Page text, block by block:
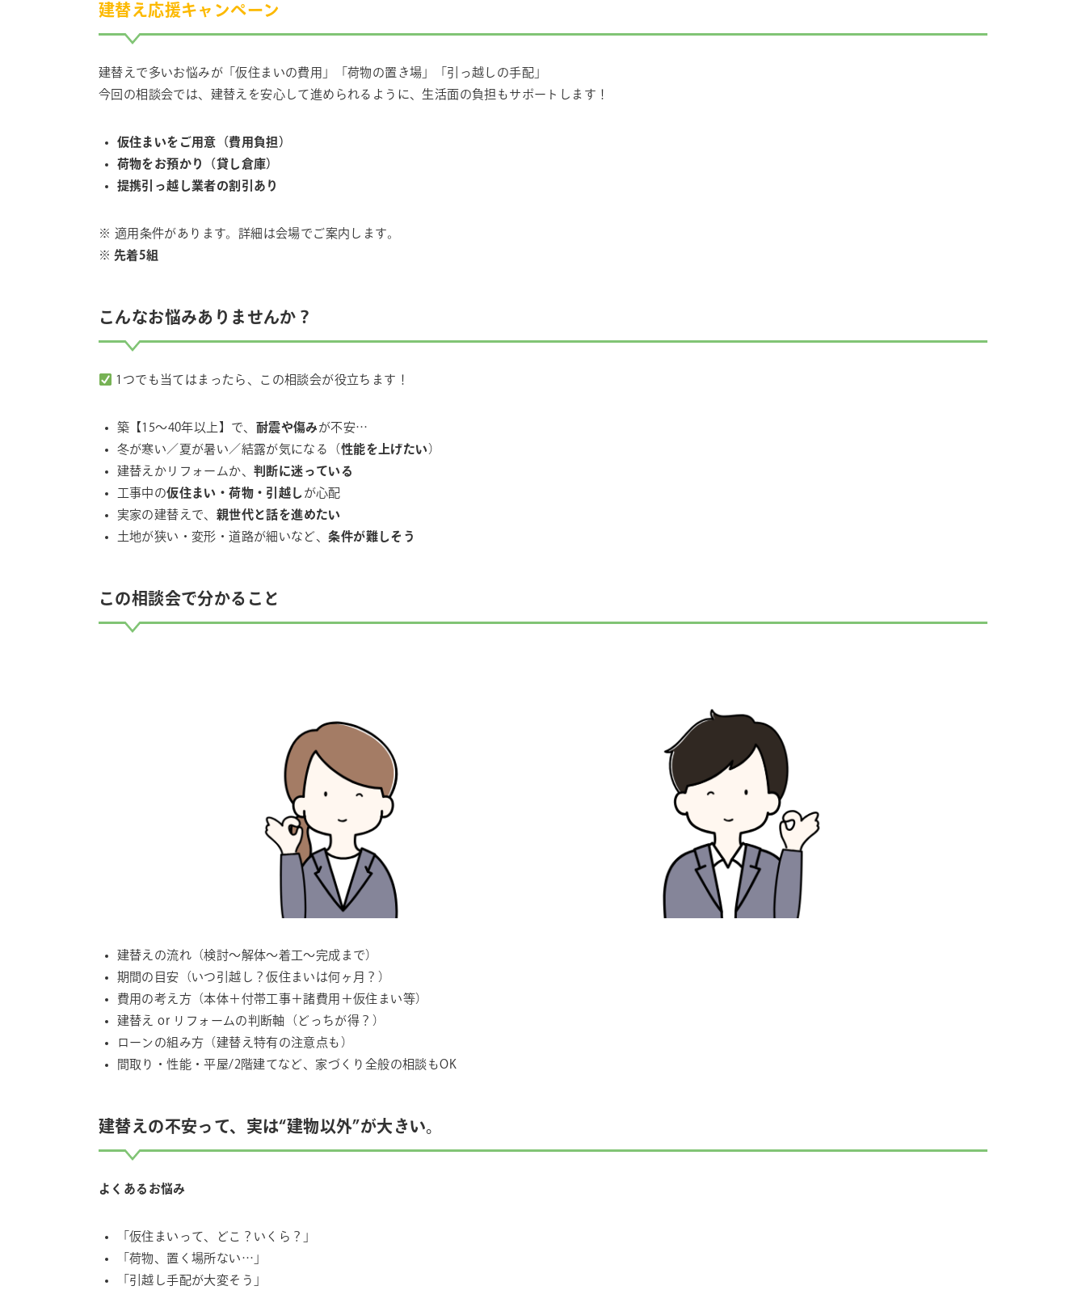
建替え応援キャンペーン
建替えで多いお悩みが「仮住まいの費用」「荷物の置き場」「引っ越しの手配」
今回の相談会では、建替えを安心して進められるように、生活面の負担もサポートします！
仮住まいをご用意（費用負担）
荷物をお預かり（貸し倉庫）
提携引っ越し業者の割引あり
※ 適用条件があります。詳細は会場でご案内します。
※ 先着5組
こんなお悩みありませんか？
1つでも当てはまったら、この相談会が役立ちます！
築【15〜40年以上】で、 耐震や傷み が不安…
冬が寒い／夏が暑い／結露が気になる（ 性能を上げたい ）
建替えかリフォームか、 判断に迷っている
工事中の仮住まい・荷物・引越し が心配
実家の建替えで、 親世代と話を進めたい
土地が狭い・変形・道路が細いなど、条件が難しそう
この相談会で分かること
建替えの流れ（検討〜解体〜着工〜完成まで）
期間の目安（いつ引越し？仮住まいは何ヶ月？）
費用の考え方（本体＋付帯工事＋諸費用＋仮住まい等）
建替え or リフォームの判断軸（どっちが得？）
ローンの組み方（建替え特有の注意点も）
間取り・性能・平屋/2階建てなど、家づくり全般の相談もOK
建替えの不安って、実は“建物以外”が大きい。
よくあるお悩み
「仮住まいって、どこ？いくら？」
「荷物、置く場所ない…」
「引越し手配が大変そう」